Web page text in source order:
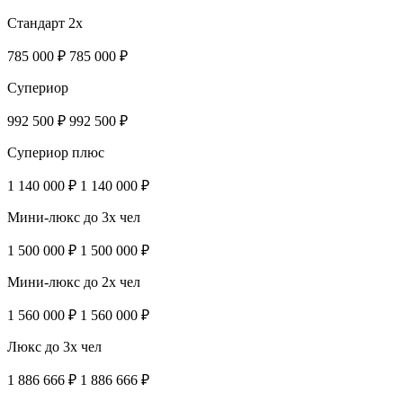
Стандарт 2х
785 000 ₽ 785 000 ₽
Супериор
992 500 ₽ 992 500 ₽
Супериор плюс
1 140 000 ₽ 1 140 000 ₽
Мини-люкс до 3х чел
1 500 000 ₽ 1 500 000 ₽
Мини-люкс до 2х чел
1 560 000 ₽ 1 560 000 ₽
Люкс до 3х чел
1 886 666 ₽ 1 886 666 ₽